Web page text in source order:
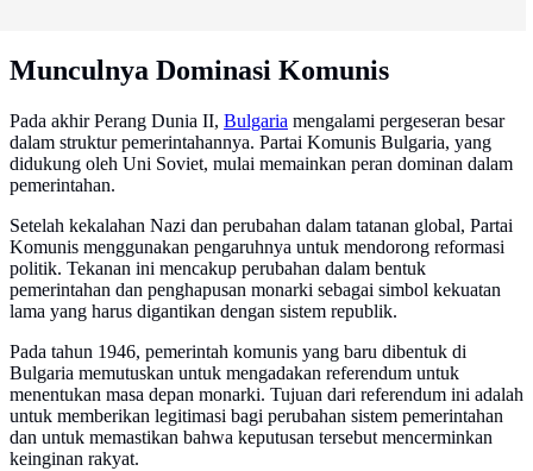
Munculnya Dominasi Komunis
Pada akhir Perang Dunia II, Bulgaria mengalami pergeseran besar
dalam struktur pemerintahannya. Partai Komunis Bulgaria, yang
didukung oleh Uni Soviet, mulai memainkan peran dominan dalam
pemerintahan.
Setelah kekalahan Nazi dan perubahan dalam tatanan global, Partai
Komunis menggunakan pengaruhnya untuk mendorong reformasi
politik. Tekanan ini mencakup perubahan dalam bentuk
pemerintahan dan penghapusan monarki sebagai simbol kekuatan
lama yang harus digantikan dengan sistem republik.
Pada tahun 1946, pemerintah komunis yang baru dibentuk di
Bulgaria memutuskan untuk mengadakan referendum untuk
menentukan masa depan monarki. Tujuan dari referendum ini adalah
untuk memberikan legitimasi bagi perubahan sistem pemerintahan
dan untuk memastikan bahwa keputusan tersebut mencerminkan
keinginan rakyat.